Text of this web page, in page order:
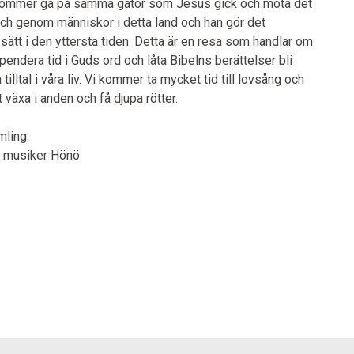
gå på samma gator som Jesus gick och möta det
genom människor i detta land och han gör det
i den yttersta tiden. Detta är en resa som handlar om
tid i Guds ord och låta Bibelns berättelser bli
i våra liv. Vi kommer ta mycket tid till lovsång och
i anden och få djupa rötter.
Hönö